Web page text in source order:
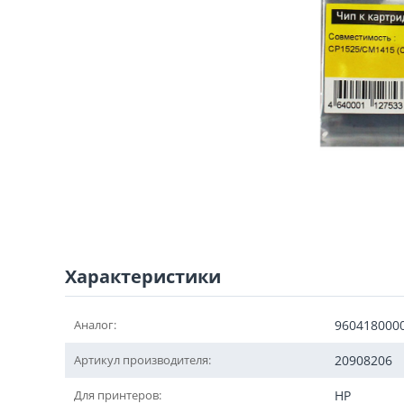
Характеристики
Аналог:
Артикул производителя: 20908206
Для принтеров: HP